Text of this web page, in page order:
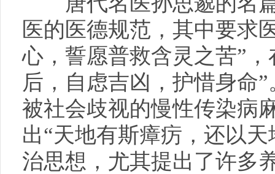
医的医德规范，其中要求
心，誓愿普救含灵之苦”
后，自虑吉凶，护惜身命
被社会歧视的慢性传染病
出“天地有斯瘴疠，还以
治思想，尤其提出了许多